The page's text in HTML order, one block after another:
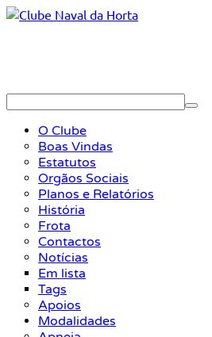
O Clube
Boas Vindas
Estatutos
Orgãos Sociais
Planos e Relatórios
História
Frota
Contactos
Notícias
Em lista
Tags
Apoios
Modalidades